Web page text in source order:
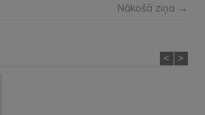
Nākošā ziņa →
< >